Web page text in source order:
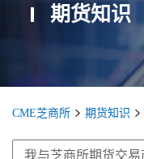
期货知识
CME芝商所 期货知识